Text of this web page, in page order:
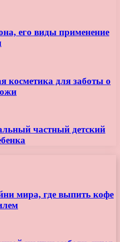
его виды применение
косметика для заботы о
частный детский
мира, где выпить кофе